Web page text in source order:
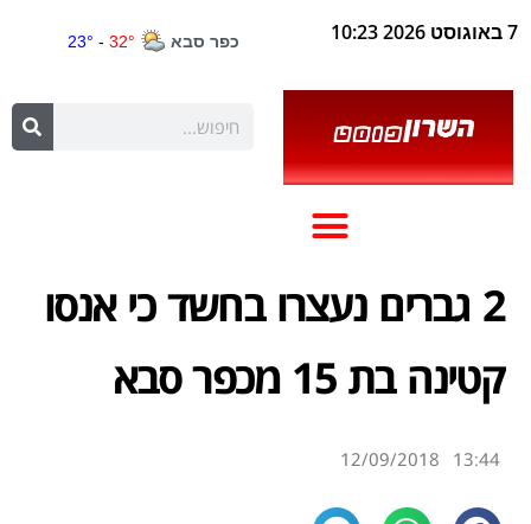
7 באוגוסט 2026 10:23
2 גברים נעצרו בחשד כי אנסו
קטינה בת 15 מכפר סבא
13:44
12/09/2018